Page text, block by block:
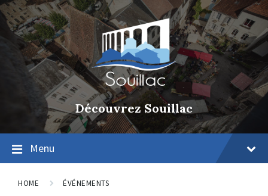
Découvrez Souillac
Menu
HOME ÉVÉNEMENTS